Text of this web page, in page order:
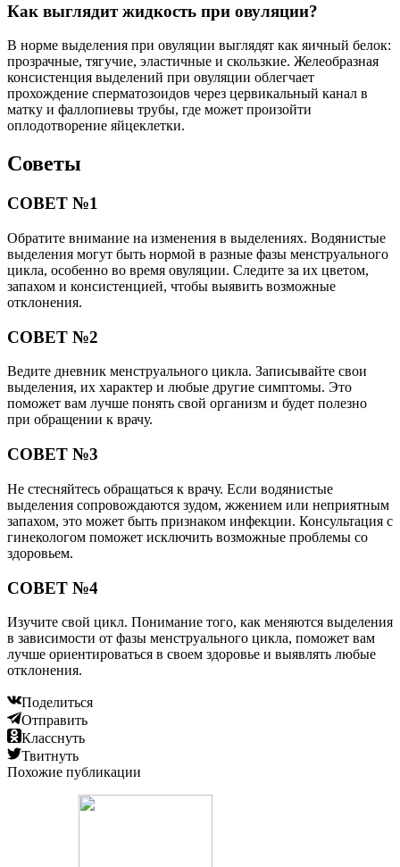
Как выглядит жидкость при овуляции?
В норме выделения при овуляции выглядят как яичный белок:
прозрачные, тягучие, эластичные и скользкие. Желеобразная
консистенция выделений при овуляции облегчает
прохождение сперматозоидов через цервикальный канал в
матку и фаллопиевы трубы, где может произойти
оплодотворение яйцеклетки.
Советы
СОВЕТ №1
Обратите внимание на изменения в выделениях. Водянистые
выделения могут быть нормой в разные фазы менструального
цикла, особенно во время овуляции. Следите за их цветом,
запахом и консистенцией, чтобы выявить возможные
отклонения.
СОВЕТ №2
Ведите дневник менструального цикла. Записывайте свои
выделения, их характер и любые другие симптомы. Это
поможет вам лучше понять свой организм и будет полезно
при обращении к врачу.
СОВЕТ №3
Не стесняйтесь обращаться к врачу. Если водянистые
выделения сопровождаются зудом, жжением или неприятным
запахом, это может быть признаком инфекции. Консультация с
гинекологом поможет исключить возможные проблемы со
здоровьем.
СОВЕТ №4
Изучите свой цикл. Понимание того, как меняются выделения
в зависимости от фазы менструального цикла, поможет вам
лучше ориентироваться в своем здоровье и выявлять любые
отклонения.
Поделиться
Отправить
Класснуть
Твитнуть
Похожие публикации